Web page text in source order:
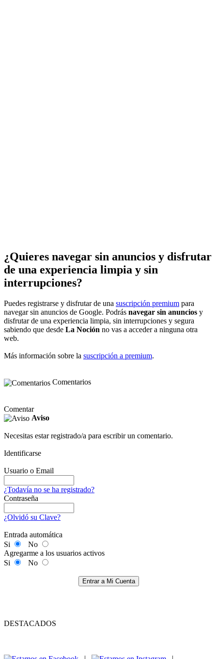
¿Quieres navegar sin anuncios y disfrutar
de una experiencia limpia y sin
interrupciones?
Puedes registrarse y disfrutar de una suscripción premium para
navegar sin anuncios de Google. Podrás navegar sin anuncios y
disfrutar de una experiencia limpia, sin interrupciones y segura
sabiendo que desde La Noción no vas a acceder a ninguna otra
web.
Más información sobre la suscripción a premium.
Comentarios
Comentar
Aviso
Necesitas estar registrado/a para escribir un comentario.
Identificarse
Usuario o Email
¿Todavía no se ha registrado?
Contraseña
¿Olvidó su Clave?
Entrada automática
Si
No
Agregarme a los usuarios activos
Si
No
Entrar a Mi Cuenta
DESTACADOS